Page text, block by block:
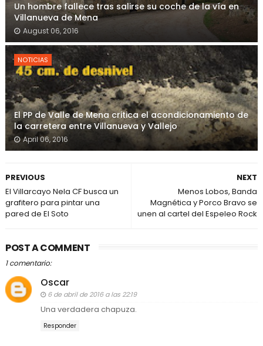
Un hombre fallece tras salirse su coche de la vía en
Villanueva de Mena
August 06, 2016
NOTICIAS
El PP de Valle de Mena critica el acondicionamiento de
la carretera entre Villanueva y Vallejo
April 06, 2016
NEXT
Menos Lobos, Banda
Magnética y Porco Bravo se
unen al cartel del Espeleo Rock
PREVIOUS
El Villarcayo Nela CF busca un
grafitero para pintar una
pared de El Soto
POST A COMMENT
1 comentario:
Oscar
6 de abril de 2016 a las 22:19
Una verdadera chapuza.
Responder